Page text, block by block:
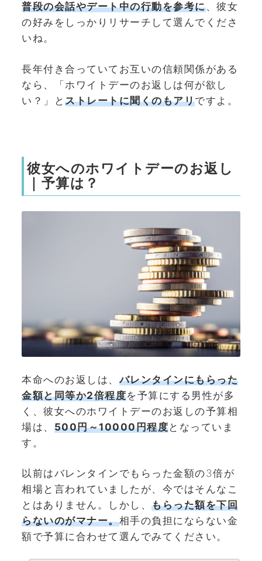
普段の会話やデート中の行動を参考に、彼女
の好みをしっかりリサーチして選んでくださ
いね。
長年付き合っていてお互いの信頼関係がある
なら、「ホワイトデーのお返しは何が欲し
い？」と ストレートに聞くのもアリですよ。
彼女へのホワイトデーのお返し
｜予算は？
本命へのお返しは、バレンタインにもらった
金額と同等か2倍程度を予算にする男性が多
く、彼女へのホワイトデーのお返しの予算相
場は、 500円～10000円程度となっていま
す。
以前はバレンタインでもらった金額の3倍が
相場と言われていましたが、今ではそんなこ
とはありません。しかし、 もらった額を下回
らないのがマナー。相手の負担にならない金
額で予算に合わせて選んでみてください。